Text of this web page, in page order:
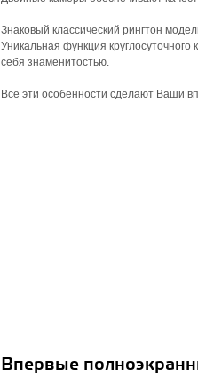
Знаковый классический рингтон
Уникальная функция круглосуточного
себя знаменитостью.
Все эти особенности сделают Ваши
Впервые